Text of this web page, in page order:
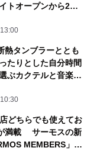
オープンから2週
されたい」「ぼーっ
ろぎたい」が人気
り、おいしく。～ 期
日(金)まで
熱タンブラーととも
たりとした自分時間
ぶカクテルと音楽を
限定スペシャルサイ
』オープン
どちらでも使えてお
満載 サーモスの新
MEMBERS」ス